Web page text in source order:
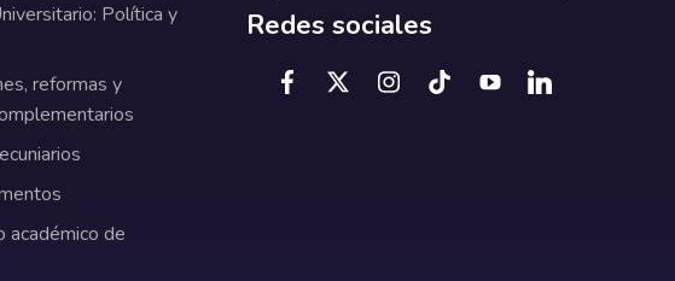
Política y
reformas y
académico de
Redes sociales